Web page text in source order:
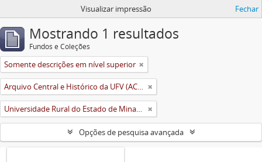
Visualizar impressão Fechar
Mostrando 1 resultados
Fundos e Coleções
Somente descrições em nível superior
Arquivo Central e Histórico da UFV (ACH-UFV)
Universidade Rural do Estado de Minas Gerais (Uremg)
Opções de pesquisa avançada